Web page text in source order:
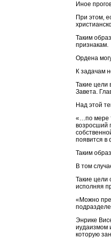
Иное
При этом,
Таким
признакам.
Ордена
К задачам
Такие цели
Завета.
Над этой
«…по мере
возросший
появится в
Таким
В том
Такие цели
исполняя
«Можно
Энрике
иудаизмом
которую